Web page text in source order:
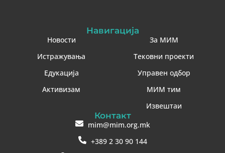
Навигација
Новости
Истражувања
Едукација
Активизам
За МИМ
Тековни проекти
Управен одбор
МИМ тим
Извештаи
Контакт
mim@mim.org.mk
+389 2 30 90 144